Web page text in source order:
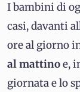
I bambini di
casi, davanti
ore al giorno
al mattinoe,
giornata e lo